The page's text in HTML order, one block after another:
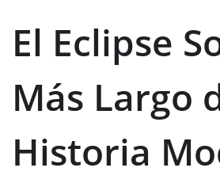
El Eclipse
Más Largo
Historia